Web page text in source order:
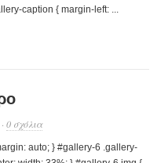
caption { margin-left: ...
0 σχόλια
auto; } #gallery-6 .gallery-